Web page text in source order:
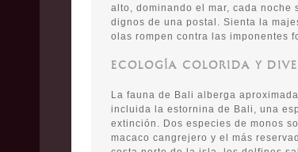
alto, dominando el mar, cada noche
dignos de una postal. Sienta la
olas rompen contra las imponentes
ECOLOGÍA COLORIDA Y
La fauna de Bali alberga
incluida la estornina de Bali, una
extinción. Dos especies de monos
macaco cangrejero y el más